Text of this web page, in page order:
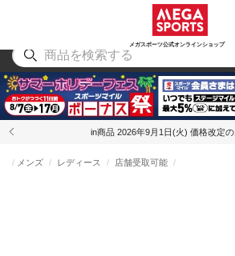
メガスポーツ公式オンラインショップ
アウトドア
in商品 2026年9月1日(火) 価格改定
メンズ レディース 店舗受取可能